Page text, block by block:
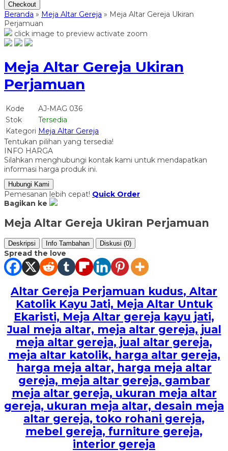
Checkout
Beranda » Meja Altar Gereja » Meja Altar Gereja Ukiran
Perjamuan
click image to preview activate zoom
Meja Altar Gereja Ukiran
Perjamuan
Kode
AJ-MAG 036
Stok
Tersedia
Kategori Meja Altar Gereja
Tentukan pilihan yang tersedia!
INFO HARGA
Silahkan menghubungi kontak kami untuk mendapatkan
informasi harga produk ini.
Hubungi Kami
Pemesanan lebih cepat! Quick Order
Bagikan ke
Meja Altar Gereja Ukiran Perjamuan
Deskripsi Info Tambahan Diskusi (0)
Spread the love
Altar Gereja Perjamuan kudus, Altar
Katolik Kayu Jati, Meja Altar Untuk
Ekaristi, Meja Altar gereja kayu jati,
Jual meja altar, meja altar gereja, jual
meja altar gereja, jual altar gereja,
meja altar katolik, harga altar gereja,
harga meja altar, harga meja altar
gereja, meja altar gereja, gambar
meja altar gereja, ukuran meja altar
gereja, ukuran meja altar, desain meja
altar gereja, toko rohani gereja,
mebel gereja, furniture gereja,
interior gereja